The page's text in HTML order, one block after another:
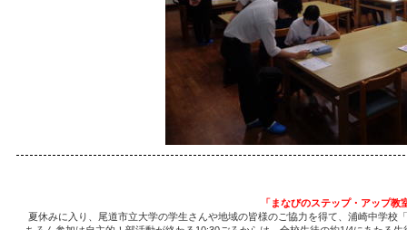
「まなびのステップ・アップ教
夏休みに入り、尾道市立大学の学生さんや地域の皆様のご協力を得て、浦崎中学